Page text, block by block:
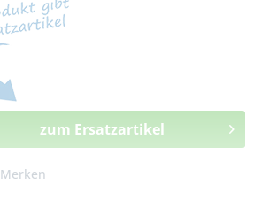
zum Ersatzartikel
Merken